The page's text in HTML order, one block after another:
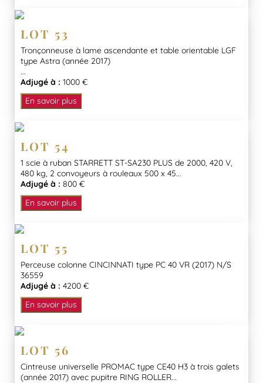
LOT 53
Tronçonneuse à lame ascendante et table orientable LGF
type Astra (année 2017)
...
Adjugé à : 1000 €
En savoir plus
LOT 54
1 scie à ruban STARRETT ST-SA230 PLUS de 2000, 420 V,
480 kg, 2 convoyeurs à rouleaux 500 x 45...
Adjugé à : 800 €
En savoir plus
LOT 55
Perceuse colonne CINCINNATI type PC 40 VR (2017) N/S
36559
Adjugé à : 4200 €
En savoir plus
LOT 56
Cintreuse universelle PROMAC type CE40 H3 à trois galets
(année 2017) avec pupitre RING ROLLER...